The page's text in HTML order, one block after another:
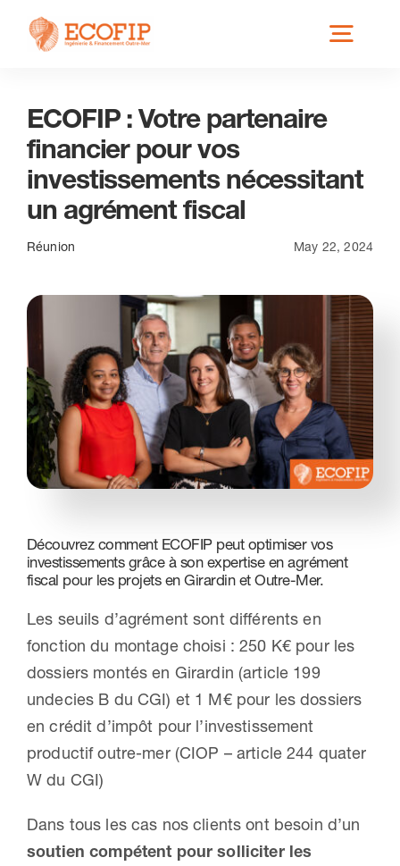
Skip
Qui est ECOFIP ?
Nos Services
Secteurs éligibles
Actus
Nous contacter
ECOFIP : Votre partenaire
financier pour vos
investissements nécessitant
un agrément fiscal
Réunion May 22, 2024
Découvrez comment ECOFIP peut optimiser vos
investissements grâce à son expertise en agrément
fiscal pour les projets en Girardin et Outre-Mer.
Les seuils d’agrément sont différents en
fonction du montage choisi : 250 K€ pour les
dossiers montés en Girardin (article 199
undecies B du CGI) et 1 M€ pour les dossiers
en crédit d’impôt pour l’investissement
productif outre-mer (CIOP – article 244 quater
W du CGI)
Dans tous les cas nos clients ont besoin d’un
soutien compétent pour solliciter les